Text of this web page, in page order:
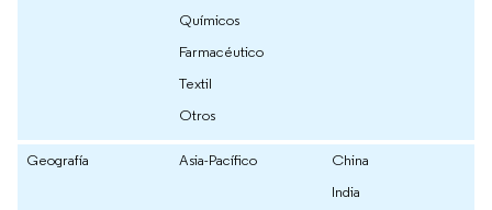
Químicos
Farmacéutico
Textil
Otros
Geografía Asia-Pacífico
China
India